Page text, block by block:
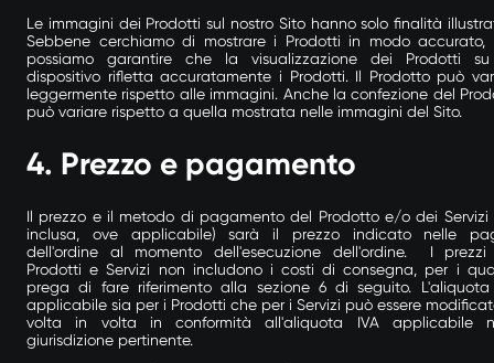
Le immagini dei Prodotti sul nostro Sito hanno solo finalità
Sebbene cerchiamo di mostrare i Prodotti in modo accurato,
possiamo garantire che la visualizzazione dei Prodotti
dispositivo rifletta accuratamente i Prodotti. Il Prodotto può
leggermente rispetto alle immagini. Anche la confezione del
può variare rispetto a quella mostrata nelle immagini del Sito.
4. Prezzo e pagamento
Il prezzo e il metodo di pagamento del Prodotto e/o dei Servizi
inclusa, ove applicabile) sarà il prezzo indicato nelle
dell'ordine al momento dell'esecuzione dell'ordine. I
Prodotti e Servizi non includono i costi di consegna, per i
prega di fare riferimento alla sezione 6 di seguito. L'aliquota
applicabile sia per i Prodotti che per i Servizi può essere
volta in volta in conformità all'aliquota IVA applicabile
giurisdizione pertinente.